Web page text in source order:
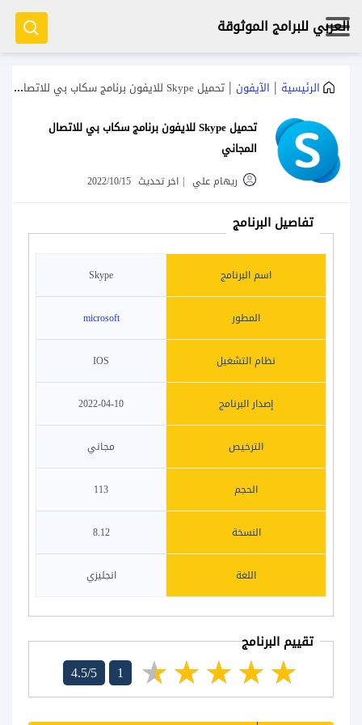
العربي للبرامج الموثوقة
الرئيسية | الآيفون | تحميل Skype للايفون برنامج سكاب بي للاتصال المجاني
تحميل Skype للايفون برنامج سكاب بي للاتصال
المجاني
ريهام علي | اخر تحديث 2022/10/15
تفاصيل البرنامج
اسم البرنامج Skype
المطور microsoft
نظام التشغيل IOS
إصدار البرنامج 2022-04-10
الترخيص مجاني
الحجم 113
النسخة 8.12
اللغة انجليزي
تقييم البرنامج
4.5/5 1